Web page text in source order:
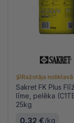
Ražotāja noliktavā
Sakret FK Plus
līme, pelēka
25kg
0.32 €/kg